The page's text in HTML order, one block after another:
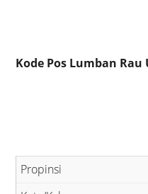
Kode Pos Lumban Rau